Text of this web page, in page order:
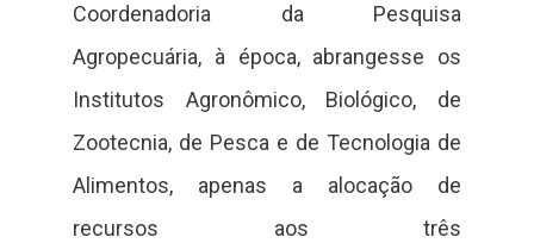
Coordenadoria da Pesquisa
Agropecuária, à época, abrangesse os
Institutos Agronômico, Biológico, de
Zootecnia, de Pesca e de Tecnologia de
Alimentos, apenas a alocação de
recursos aos três